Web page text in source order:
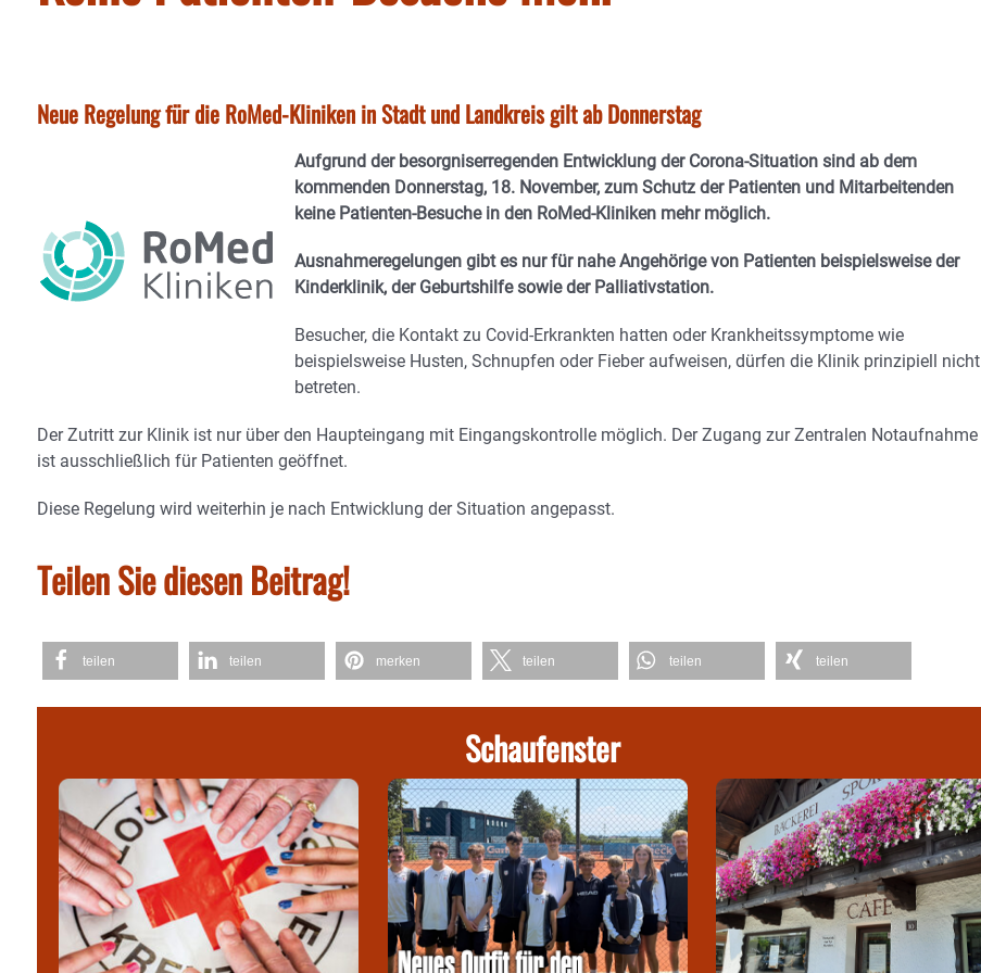
Neue Regelung für die RoMed-Kliniken in Stadt und Landkreis gilt ab Donnerstag
Aufgrund der besorgniserregenden Entwicklung der Corona-Situation sind ab dem
kommenden Donnerstag, 18. November, zum Schutz der Patienten und Mitarbeitenden
keine Patienten-Besuche in den RoMed-Kliniken mehr möglich.
Ausnahmeregelungen gibt es nur für nahe Angehörige von Patienten beispielsweise der
Kinderklinik, der Geburtshilfe sowie der Palliativstation.
Besucher, die Kontakt zu Covid-Erkrankten hatten oder Krankheitssymptome wie
beispielsweise Husten, Schnupfen oder Fieber aufweisen, dürfen die Klinik prinzipiell nicht
betreten.
Der Zutritt zur Klinik ist nur über den Haupteingang mit Eingangskontrolle möglich. Der Zugang zur Zentralen Notaufnahme
ist ausschließlich für Patienten geöffnet.
Diese Regelung wird weiterhin je nach Entwicklung der Situation angepasst.
Teilen Sie diesen Beitrag!
teilen teilen merken teilen teilen teilen
Schaufenster